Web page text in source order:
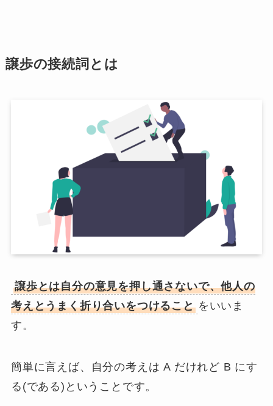
譲歩の接続詞とは
譲歩とは自分の意見を押し通さないで、他人の
考えとうまく折り合いをつけること をいいま
す。
簡単に言えば、自分の考えは A だけれど B にす
る(である)ということです。